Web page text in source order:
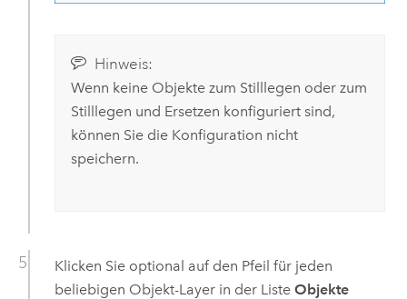
Hinweis:
Wenn keine Objekte zum Stilllegen oder zum
Stilllegen und Ersetzen konfiguriert sind,
können Sie die Konfiguration nicht
speichern.
Klicken Sie optional auf den Pfeil für jeden
beliebigen Objekt-Layer in der Liste Objekte